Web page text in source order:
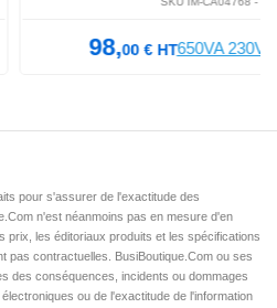
117,60€TTC
pour s'assurer de l'exactitude des
n'est néanmoins pas en mesure d'en
prix, les éditoriaux produits et les spécifications
pas contractuelles. BusiBoutique.Com ou ses
des conséquences, incidents ou dommages
ou de l'exactitude de l'information